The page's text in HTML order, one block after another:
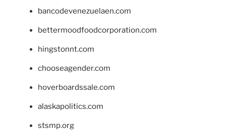
bancodevenezuelaen.com
bettermoodfoodcorporation.com
hingstonnt.com
chooseagender.com
hoverboardssale.com
alaskapolitics.com
stsmp.org